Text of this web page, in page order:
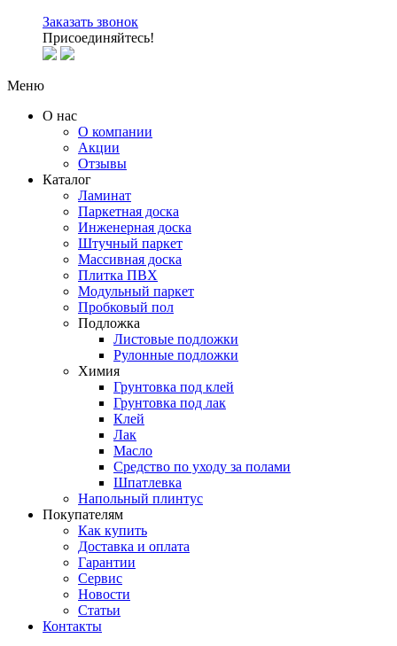
Заказать звонок
Присоединяйтесь!
Меню
О нас
О компании
Акции
Отзывы
Каталог
Ламинат
Паркетная доска
Инженерная доска
Штучный паркет
Массивная доска
Плитка ПВХ
Модульный паркет
Пробковый пол
Подложка
Листовые подложки
Рулонные подложки
Химия
Грунтовка под клей
Грунтовка под лак
Клей
Лак
Масло
Средство по уходу за полами
Шпатлевка
Напольный плинтус
Покупателям
Как купить
Доставка и оплата
Гарантии
Сервис
Новости
Статьи
Контакты